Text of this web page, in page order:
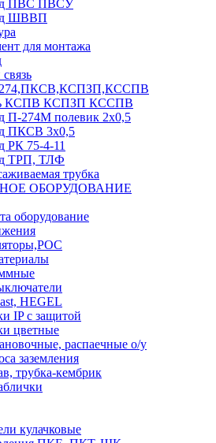
ПВС ПВСУ
ШВВП
для монтажа
КСПВ КСПЗП КССПВ
П-274М полевик 2х0,5
ПКСВ 3х0,5
РК 75-4-11
ТРП, ТЛФ
трубка
ОБОРУДОВАНИЕ
оборудование
HEGEL
IP с защитой
цветные
распаечные о/у
заземления
трубка-кембрик
кулачковые